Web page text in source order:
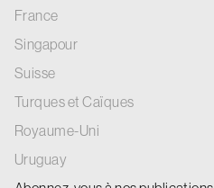
France
Singapour
Suisse
Turques et Caïques
Royaume-Uni
Uruguay